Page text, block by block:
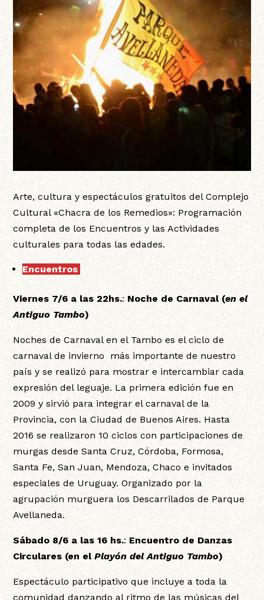
Arte, cultura y espectáculos gratuitos del Complejo
Cultural «Chacra de los Remedios»: Programación
completa de los Encuentros y las Actividades
culturales para todas las edades.
Encuentros
Viernes 7/6 a las 22hs.: Noche de Carnaval (en el
Antiguo Tambo)
Noches de Carnaval en el Tambo es el ciclo de
carnaval de invierno más importante de nuestro
país y se realizó para mostrar e intercambiar cada
expresión del leguaje. La primera edición fue en
2009 y sirvió para integrar el carnaval de la
Provincia, con la Ciudad de Buenos Aires. Hasta
2016 se realizaron 10 ciclos con participaciones de
murgas desde Santa Cruz, Córdoba, Formosa,
Santa Fe, San Juan, Mendoza, Chaco e invitados
especiales de Uruguay. Organizado por la
agrupación murguera los Descarrilados de Parque
Avellaneda.
Sábado 8/6 a las 16 hs.: Encuentro de Danzas
Circulares (en elPlayón del Antiguo Tambo)
Espectáculo participativo que incluye a toda la
comunidad danzando al ritmo de las músicas del